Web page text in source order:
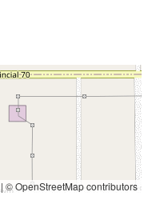
| © OpenStreetMap contributors